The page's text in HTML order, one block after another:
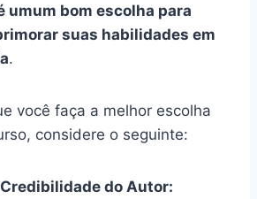
umum bom escolha para
suas habilidades em
.
você faça a melhor escolha
considere o seguinte:
do Autor: